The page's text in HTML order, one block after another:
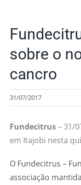
sobre o
cancro
31/07/2017
Fundecitrus– 31/
em Itajobi nesta
O Fundecitrus –
associação